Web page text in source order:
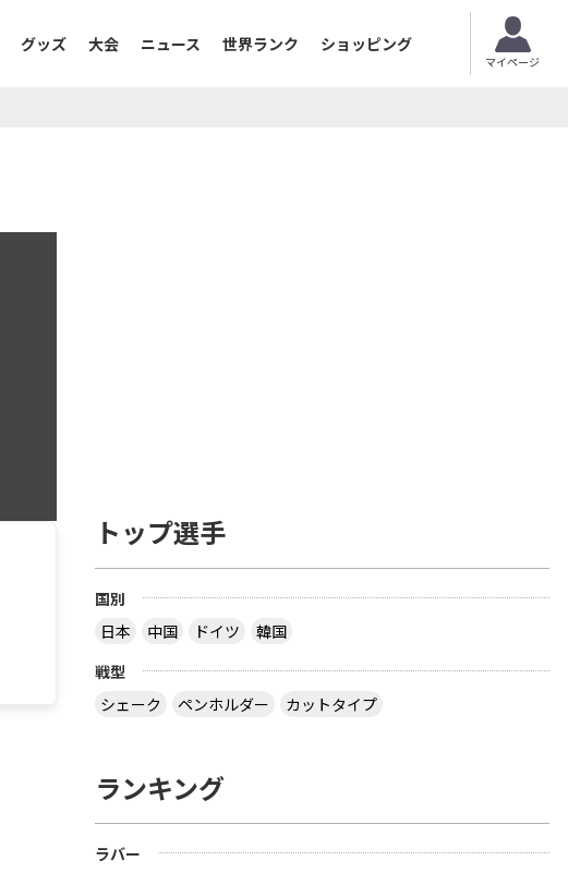
グッズ 大会 ニュース 世界ランク ショッピング
マイページ
トップ選手
国別
日本
中国 ドイツ
韓国
戦型
シェーク
ペンホルダー カットタイプ
ランキング
ラバー